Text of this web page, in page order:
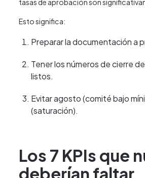
tasas de aprobación son
Esto significa:
Preparar la documentación a
Tener los números de cierre
listos.
Evitar agosto (comité bajo
(saturación).
Los 7 KPIs que
deberían faltar